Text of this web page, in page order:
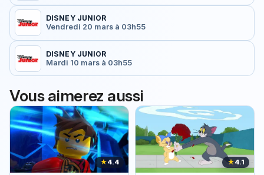
DISNEY JUNIOR
Vendredi 20 mars à 03h55
DISNEY JUNIOR
Mardi 10 mars à 03h55
Vous aimerez aussi
★4.4 ★4.1